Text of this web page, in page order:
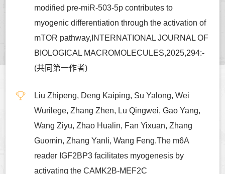
modified pre-miR-503-5p contributes to
myogenic differentiation through the activation of
mTOR pathway,INTERNATIONAL JOURNAL OF
BIOLOGICAL MACROMOLECULES,2025,294:-
(共同第一作者)
Liu Zhipeng, Deng Kaiping, Su Yalong, Wei
Wurilege, Zhang Zhen, Lu Qingwei, Gao Yang,
Wang Ziyu, Zhao Hualin, Fan Yixuan, Zhang
Guomin, Zhang Yanli, Wang Feng.The m6A
reader IGF2BP3 facilitates myogenesis by
activating the CAMK2B-MEF2C